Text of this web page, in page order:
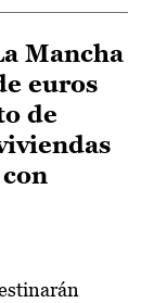
Mancha
euros
de